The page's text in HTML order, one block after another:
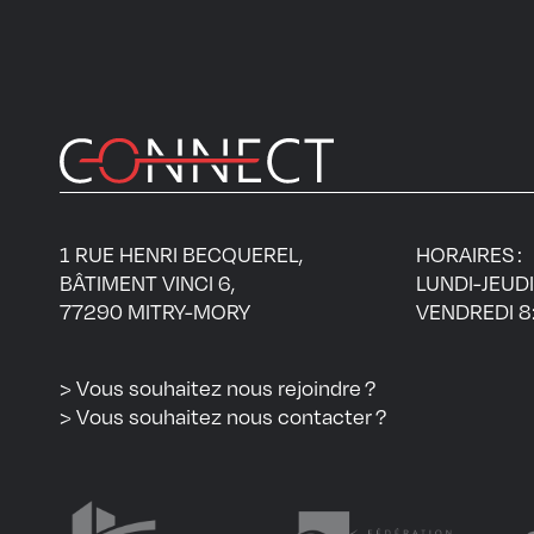
1 RUE HENRI BECQUEREL,
BÂTIMENT VINCI 6,
77290 MITRY-MORY
HORAIRES :
LUNDI-
VENDREDI
> Vous souhaitez nous rejoindre ?
> Vous souhaitez nous contacter ?